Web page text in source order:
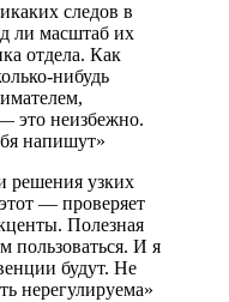
следов в
ли масштаб их
отдела. Как
нибудь
это неизбежно.
напишут»
решения узких
— проверяет
Полезная
пользоваться. И я
будут. Не
нерегулируема»